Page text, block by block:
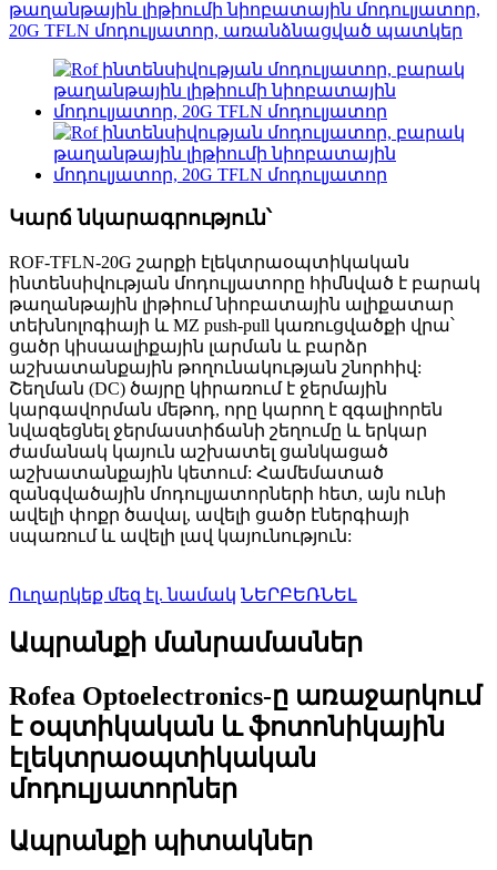
Կարճ նկարագրություն՝
ROF-TFLN-20G շարքի էլեկտրաօպտիկական
ինտենսիվության մոդուլյատորը հիմնված է բարակ
թաղանթային լիթիում նիոբատային ալիքատար
տեխնոլոգիայի և MZ push-pull կառուցվածքի վրա՝
ցածր կիսաալիքային լարման և բարձր
աշխատանքային թողունակության շնորհիվ:
Շեղման (DC) ծայրը կիրառում է ջերմային
կարգավորման մեթոդ, որը կարող է զգալիորեն
նվազեցնել ջերմաստիճանի շեղումը և երկար
ժամանակ կայուն աշխատել ցանկացած
աշխատանքային կետում: Համեմատած
զանգվածային մոդուլյատորների հետ, այն ունի
ավելի փոքր ծավալ, ավելի ցածր էներգիայի
սպառում և ավելի լավ կայունություն:
Ուղարկեք մեզ էլ. նամակ ՆԵՐԲԵՌՆԵԼ
Ապրանքի մանրամասներ
Rofea Optoelectronics-ը առաջարկում
է օպտիկական և ֆոտոնիկային
էլեկտրաօպտիկական
մոդուլյատորներ
Ապրանքի պիտակներ